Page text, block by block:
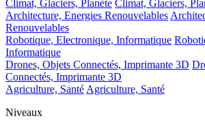
Climat, Glaciers, Planète Climat, Glaciers,
Architecture, Energies Renouvelables
Renouvelables
Robotique, Electronique, Informatique
Informatique
Drones, Objets Connectés, Imprimante 3D
Connectés, Imprimante 3D
Agriculture, SantéAgriculture, Santé
Niveaux